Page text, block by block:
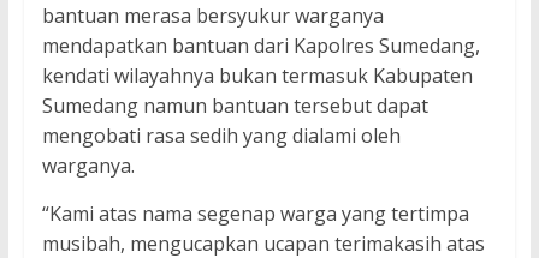
bantuan merasa bersyukur warganya
mendapatkan bantuan dari Kapolres Sumedang,
kendati wilayahnya bukan termasuk Kabupaten
Sumedang namun bantuan tersebut dapat
mengobati rasa sedih yang dialami oleh
warganya.
“Kami atas nama segenap warga yang tertimpa
musibah, mengucapkan ucapan terimakasih atas